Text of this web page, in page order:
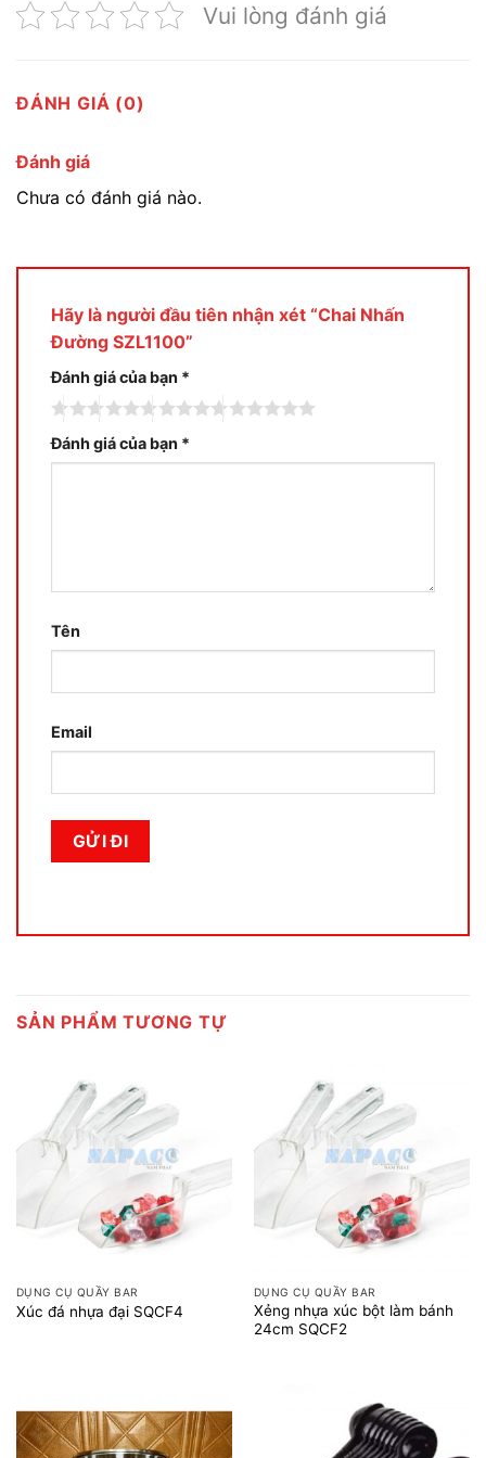
Vui lòng đánh giá
ĐÁNH GIÁ (0)
Đánh giá
Chưa có đánh giá nào.
Hãy là người đầu tiên nhận xét “Chai Nhấn
Đường SZL1100”
Đánh giá của bạn *
Đánh giá của bạn *
Tên
Email
SẢN PHẨM TƯƠNG TỰ
DỤNG CỤ QUẦY BAR
Xúc đá nhựa đại SQCF4
DỤNG CỤ QUẦY BAR
Xẻng nhựa xúc bột làm bánh
24cm SQCF2